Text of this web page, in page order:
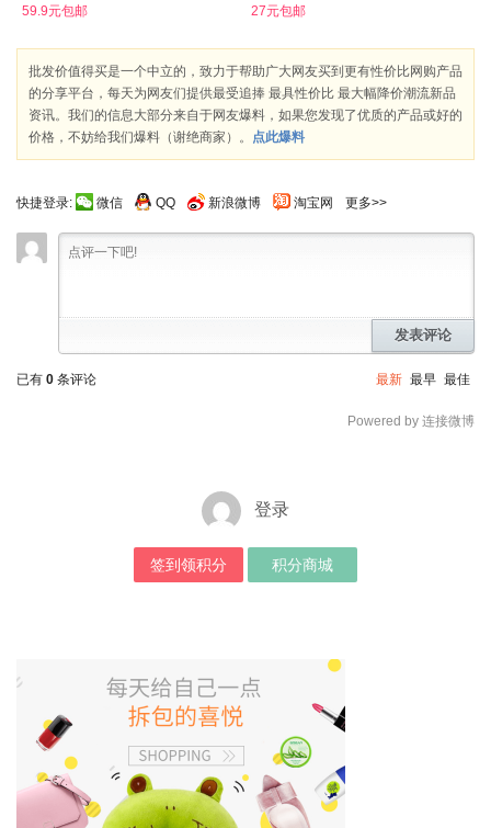
59.9元包邮
27元包邮
批发价值得买是一个中立的，致力于帮助广大网友买到更有性价比网购产品
的分享平台，每天为网友们提供最受追捧 最具性价比 最大幅降价潮流新品
资讯。我们的信息大部分来自于网友爆料，如果您发现了优质的产品或好的
价格，不妨给我们爆料（谢绝商家）。 点此爆料
快捷登录: 微信 QQ 新浪微博 淘宝网 更多>>
发表评论
已有 0 条评论 最新 最早 最佳
Powered by 连接微博
登录
签到领积分 积分商城